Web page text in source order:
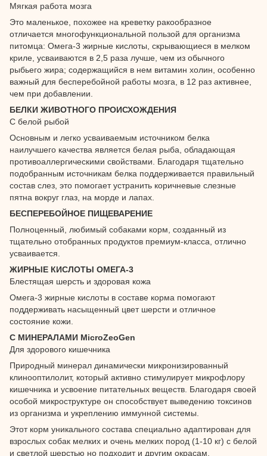
Мягкая работа мозга
Это маленькое, похожее на креветку ракообразное
отличается многофункциональной пользой для организма
питомца: Омега-3 жирные кислоты, скрывающиеся в мелком
криле, усваиваются в 2,5 раза лучше, чем из обычного
рыбьего жира; содержащийся в нем витамин холин, особенно
важный для бесперебойной работы мозга, в 12 раз активнее,
чем при добавлении.
БЕЛКИ ЖИВОТНОГО ПРОИСХОЖДЕНИЯ
С белой рыбой
Основным и легко усваиваемым источником белка
наилучшего качества является белая рыба, обладающая
противоаллергическими свойствами. Благодаря тщательно
подобранным источникам белка поддерживается правильный
состав слез, это помогает устранить коричневые слезные
пятна вокруг глаз, на морде и лапах.
БЕСПЕРЕБОЙНОЕ ПИЩЕВАРЕНИЕ
Полноценный, любимый собаками корм, созданный из
тщательно отобранных продуктов премиум-класса, отлично
усваивается.
ЖИРНЫЕ КИСЛОТЫ ОМЕГА-3
Блестящая шерсть и здоровая кожа
Омега-3 жирные кислоты в составе корма помогают
поддерживать насыщенный цвет шерсти и отличное
состояние кожи.
С МИНЕРАЛАМИ MicroZeoGen
Для здорового кишечника
Природный минерал динамически микронизированный
клинооптилолит, который активно стимулирует микрофлору
кишечника и усвоение питательных веществ. Благодаря своей
особой микроструктуре он способствует выведению токсинов
из организма и укреплению иммунной системы.
Этот корм уникального состава специально адаптирован для
взрослых собак мелких и очень мелких пород (1-10 кг) с белой
и светлой шерстью но подходит и другим окрасам.